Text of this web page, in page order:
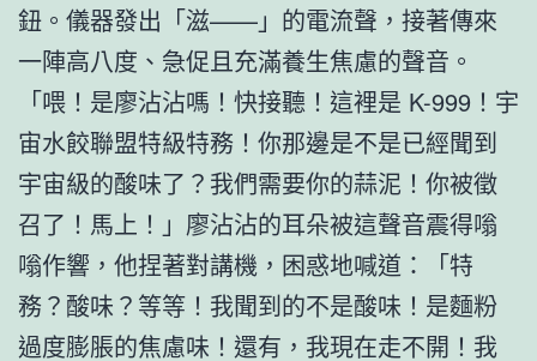
鈕。儀器發出「滋——」的電流聲，接著傳來
一陣高八度、急促且充滿養生焦慮的聲音。
「喂！是廖沾沾嗎！快接聽！這裡是 K-999！宇
宙水餃聯盟特級特務！你那邊是不是已經聞到
宇宙級的酸味了？我們需要你的蒜泥！你被徵
召了！馬上！」廖沾沾的耳朵被這聲音震得嗡
嗡作響，他捏著對講機，困惑地喊道：「特
務？酸味？等等！我聞到的不是酸味！是麵粉
過度膨脹的焦慮味！還有，我現在走不開！我